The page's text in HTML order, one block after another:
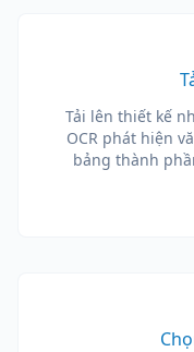
Tải lên thiết kế
OCR phát hiện
bảng thành